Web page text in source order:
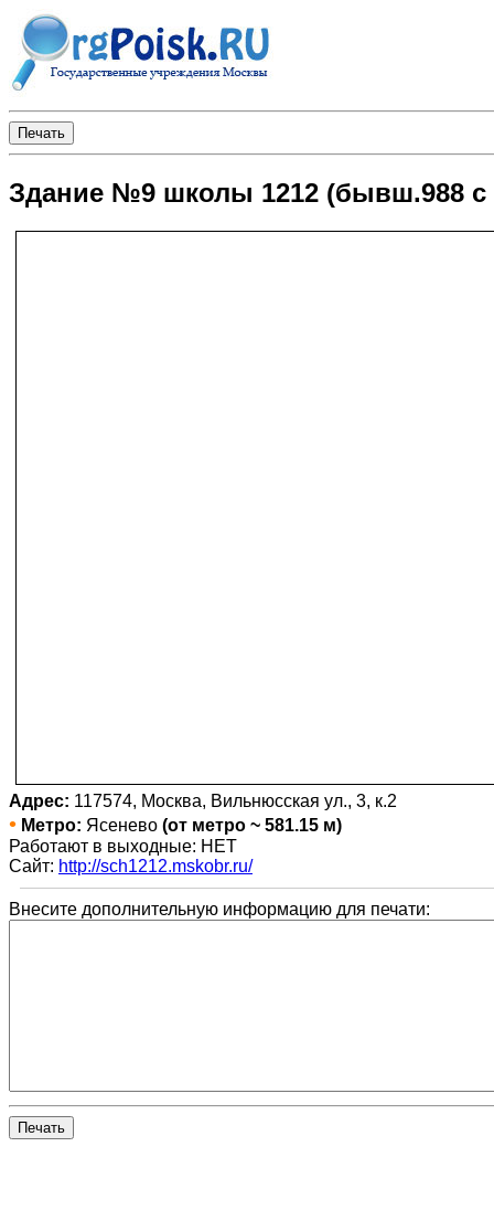
Здание №9 школы 1212 (бывш.988 с
Адрес: 117574, Москва, Вильнюсская ул., 3, к.2
• Метро: Ясенево (от метро ~ 581.15 м)
Работают в выходные: НЕТ
Сайт: http://sch1212.mskobr.ru/
Внесите дополнительную информацию для печати: